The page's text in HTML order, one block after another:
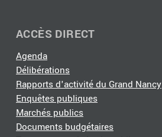
ACCÈS DIRECT
Agenda
Délibérations
Rapports d'activité du Grand Nancy
Enquêtes publiques
Marchés publics
Documents budgétaires